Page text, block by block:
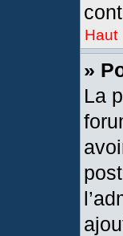
Haut
»
La